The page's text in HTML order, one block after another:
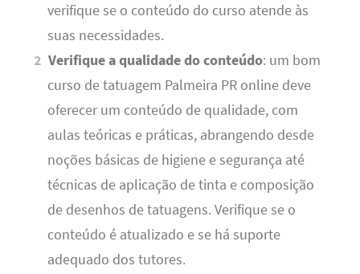
verifique se o conteúdo do curso atende às
suas necessidades.
Verifique a qualidade do conteúdo: um bom
curso de tatuagem Palmeira PR online deve
oferecer um conteúdo de qualidade, com
aulas teóricas e práticas, abrangendo desde
noções básicas de higiene e segurança até
técnicas de aplicação de tinta e composição
de desenhos de tatuagens. Verifique se o
conteúdo é atualizado e se há suporte
adequado dos tutores.